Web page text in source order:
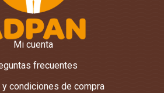
Mi cuenta
frecuentes
y condiciones de compra